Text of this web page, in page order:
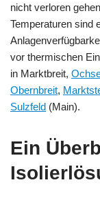
nicht verloren
Temperaturen sind
vor thermischen
in Marktbreit,
Obernbreit,
Sulzfeld (Main).
Ein